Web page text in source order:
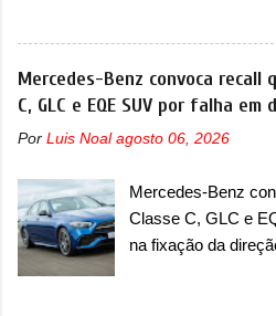
Cappellano,
Enlarged Europe,
antecipar o
uma imagem que
onde aparece um
malas. As
horizontal. No para-
de outubro de
da Strada no
unidades com ano/
compacta e
ano/modelo. A
afetadas precisam
airbag do
substituído porque
forma errada. O
Em comunicado, a
Mercedes-Benz convoca recall
C, GLC e EQE SUV por falha em
Por Luis Noal agosto 06, 2026
Mercedes-Benz
Classe C, GLC e
na fixação da
em outubro de